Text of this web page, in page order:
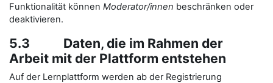
Funktionalität können Moderator/innen beschränken oder
deaktivieren.
5.3 Daten, die im Rahmen der
Arbeit mit der Plattform entstehen
Auf der Lernplattform werden ab der Registrierung